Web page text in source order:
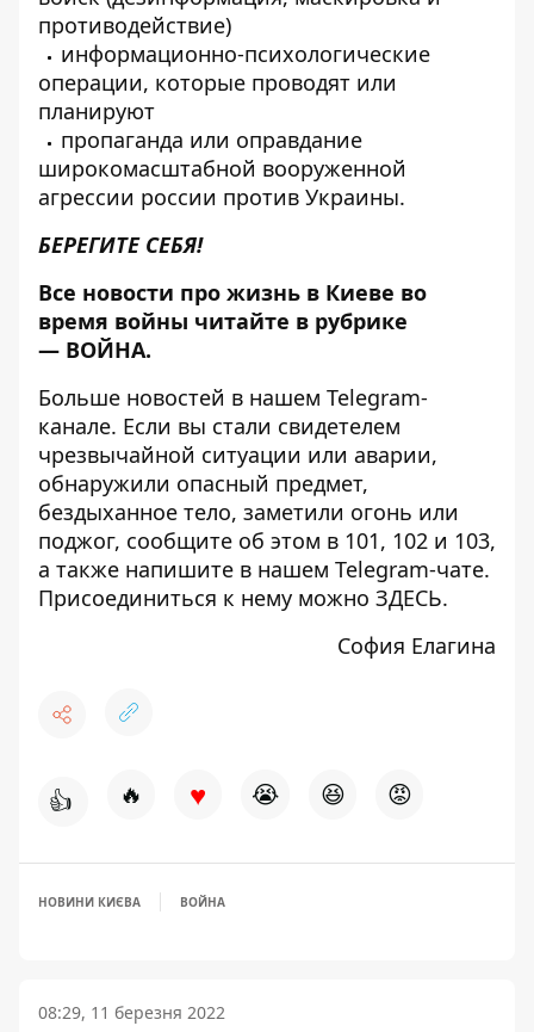
противодействие)
информационно-психологические
операции, которые проводят или
планируют
пропаганда или оправдание
широкомасштабной вооруженной
агрессии россии против Украины.
БЕРЕГИТЕ СЕБЯ!
Все новости про жизнь в Киеве во
время войны читайте в рубрике
— ВОЙНА.
Больше новостей в нашем Telegram-
канале. Если вы стали свидетелем
чрезвычайной ситуации или аварии,
обнаружили опасный предмет,
бездыханное тело, заметили огонь или
поджог, сообщите об этом в 101, 102 и 103,
а также напишите в нашем Telegram-чате.
Присоединиться к нему можно ЗДЕСЬ.
София Елагина
👍 🔥 ♥ 😭 😆 😡
НОВИНИ КИЄВА ВОЙНА
08:29, 11 березня 2022